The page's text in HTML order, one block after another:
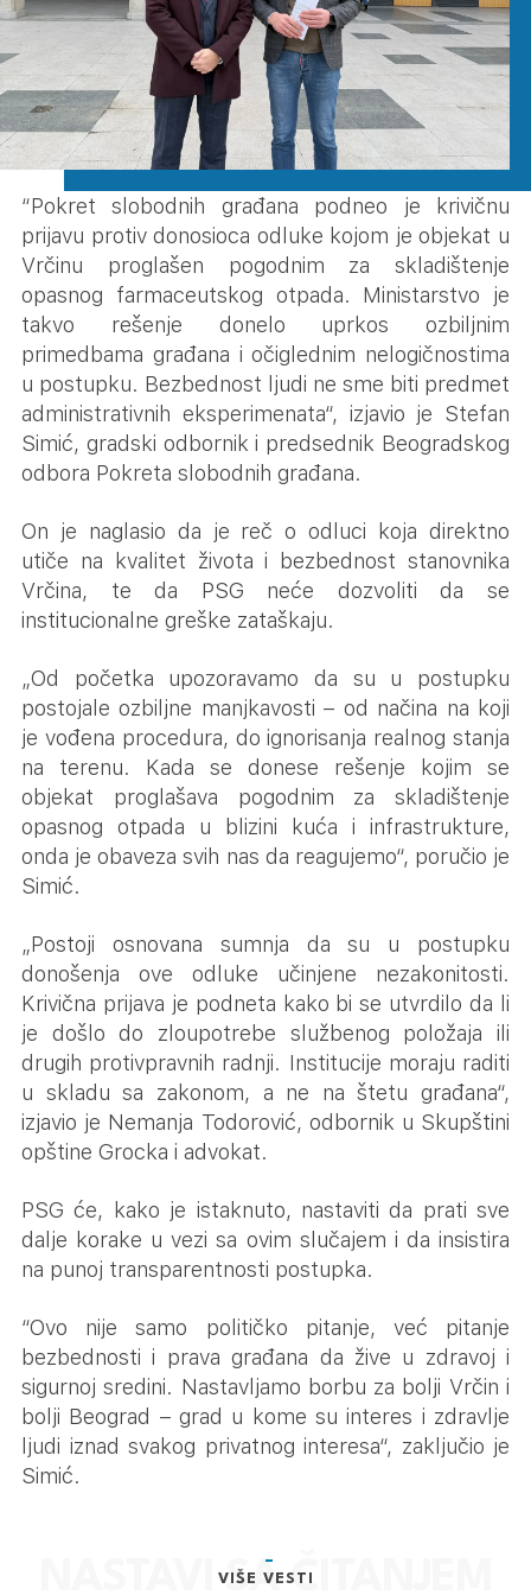
“Pokret slobodnih građana podneo je krivičnu
prijavu protiv donosioca odluke kojom je objekat u
Vrčinu proglašen pogodnim za skladištenje
opasnog farmaceutskog otpada. Ministarstvo je
takvo rešenje donelo uprkos ozbiljnim
primedbama građana i očiglednim nelogičnostima
u postupku. Bezbednost ljudi ne sme biti predmet
administrativnih eksperimenata“, izjavio je Stefan
Simić, gradski odbornik i predsednik Beogradskog
odbora Pokreta slobodnih građana.
On je naglasio da je reč o odluci koja direktno
utiče na kvalitet života i bezbednost stanovnika
Vrčina, te da PSG neće dozvoliti da se
institucionalne greške zataškaju.
„Od početka upozoravamo da su u postupku
postojale ozbiljne manjkavosti – od načina na koji
je vođena procedura, do ignorisanja realnog stanja
na terenu. Kada se donese rešenje kojim se
objekat proglašava pogodnim za skladištenje
opasnog otpada u blizini kuća i infrastrukture,
onda je obaveza svih nas da reagujemo“, poručio je
Simić.
„Postoji osnovana sumnja da su u postupku
donošenja ove odluke učinjene nezakonitosti.
Krivična prijava je podneta kako bi se utvrdilo da li
je došlo do zloupotrebe službenog položaja ili
drugih protivpravnih radnji. Institucije moraju raditi
u skladu sa zakonom, a ne na štetu građana“,
izjavio je Nemanja Todorović, odbornik u Skupštini
opštine Grocka i advokat.
PSG će, kako je istaknuto, nastaviti da prati sve
dalje korake u vezi sa ovim slučajem i da insistira
na punoj transparentnosti postupka.
“Ovo nije samo političko pitanje, već pitanje
bezbednosti i prava građana da žive u zdravoj i
sigurnoj sredini. Nastavljamo borbu za bolji Vrčin i
bolji Beograd – grad u kome su interes i zdravlje
ljudi iznad svakog privatnog interesa“, zaključio je
Simić.
VIŠE VESTI